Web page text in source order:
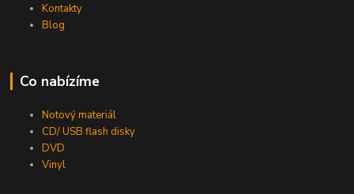
Kontakty
Blog
Co nabízíme
Notový materiál
CD/ USB flash disky
DVD
Vinyl